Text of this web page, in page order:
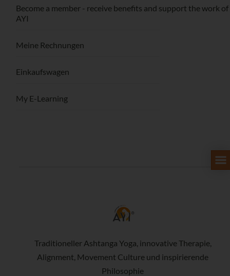
Become a member - receive benefits and support the work of
AYI
Meine Rechnungen
Einkaufswagen
My E-Learning
Traditioneller Ashtanga Yoga, innovative Therapie,
Alignment, Movement Culture und inspirierende
Philosophie